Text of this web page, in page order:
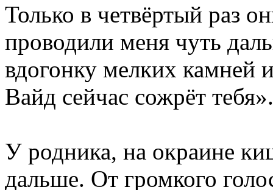
Только в четвёртый раз
проводили меня чуть
вдогонку мелких камней
Вайд сейчас сожрёт тебя».
У родника, на окраине
дальше. От громкого